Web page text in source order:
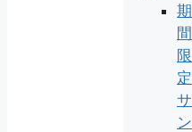
期
間
限
定
サ
ン